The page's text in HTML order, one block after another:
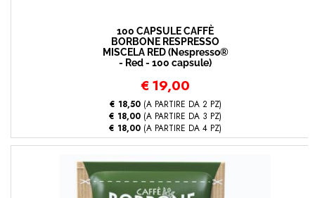
100 CAPSULE CAFFÈ
BORBONE RESPRESSO
MISCELA RED (Nespresso®
- Red - 100 capsule)
€ 19,00
€ 18,50(A PARTIRE DA 2 PZ)
€ 18,00 (A PARTIRE DA 3 PZ)
€ 18,00 (A PARTIRE DA 4 PZ)